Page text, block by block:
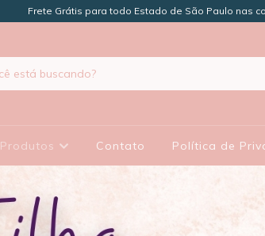
Frete Grátis para todo Estado de São Paulo nas
Produtos Contato Política de